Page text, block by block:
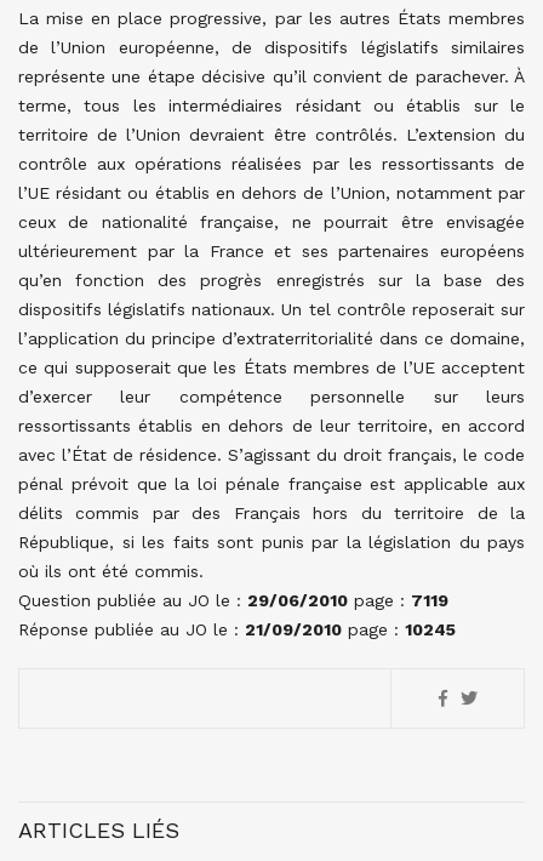
La mise en place progressive, par les autres États membres
de l’Union européenne, de dispositifs législatifs similaires
représente une étape décisive qu’il convient de parachever. À
terme, tous les intermédiaires résidant ou établis sur le
territoire de l’Union devraient être contrôlés. L’extension du
contrôle aux opérations réalisées par les ressortissants de
l’UE résidant ou établis en dehors de l’Union, notamment par
ceux de nationalité française, ne pourrait être envisagée
ultérieurement par la France et ses partenaires européens
qu’en fonction des progrès enregistrés sur la base des
dispositifs législatifs nationaux. Un tel contrôle reposerait sur
l’application du principe d’extraterritorialité dans ce domaine,
ce qui supposerait que les États membres de l’UE acceptent
d’exercer leur compétence personnelle sur leurs
ressortissants établis en dehors de leur territoire, en accord
avec l’État de résidence. S’agissant du droit français, le code
pénal prévoit que la loi pénale française est applicable aux
délits commis par des Français hors du territoire de la
République, si les faits sont punis par la législation du pays
où ils ont été commis.
Question publiée au JO le : 29/06/2010 page : 7119
Réponse publiée au JO le : 21/09/2010 page : 10245
ARTICLES LIÉS